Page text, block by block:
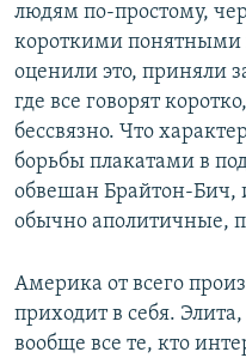
людям по-простому,
короткими понятными
оценили это, приняли
где все говорят
бессвязно. Что
борьбы плакатами в
обвешан Брайтон-Бич,
обычно аполитичные,
Америка от всего
приходит в себя.
вообще все те, кто